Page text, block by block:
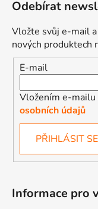
Odebírat
Vložte svůj e-mail
nových produktech
E-mail
Vložením e-
osobních údajů
PŘIHLÁSIT SE
Informace pro